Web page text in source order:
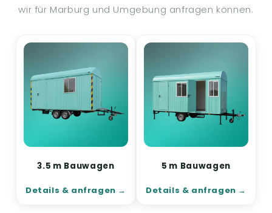
wir für Marburg und Umgebung anfragen können.
3.5 m Bauwagen
Details & anfragen
5 m Bauwagen
Details & anfragen